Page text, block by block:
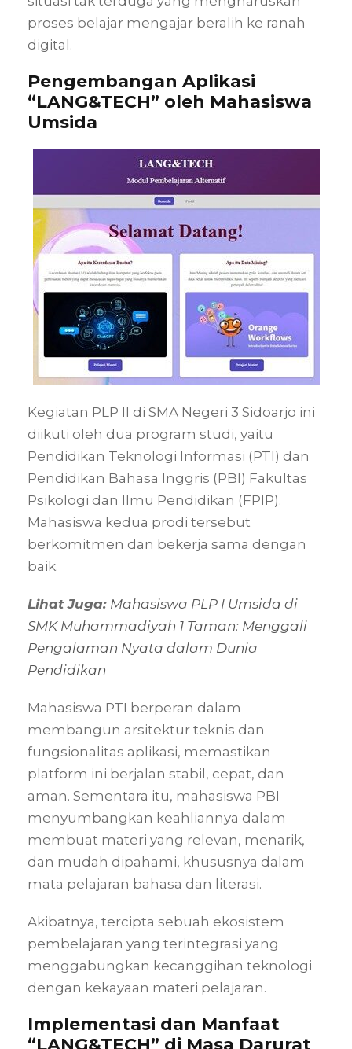
proses belajar mengajar beralih ke ranah
digital.
Pengembangan Aplikasi
“LANG&TECH” oleh Mahasiswa
Umsida
Kegiatan PLP II di SMA Negeri 3 Sidoarjo ini
diikuti oleh dua program studi, yaitu
Pendidikan Teknologi Informasi (PTI) dan
Pendidikan Bahasa Inggris (PBI) Fakultas
Psikologi dan Ilmu Pendidikan (FPIP).
Mahasiswa kedua prodi tersebut
berkomitmen dan bekerja sama dengan
baik.
Lihat Juga: Mahasiswa PLP I Umsida di
SMK Muhammadiyah 1 Taman: Menggali
Pengalaman Nyata dalam Dunia
Pendidikan
Mahasiswa PTI berperan dalam
membangun arsitektur teknis dan
fungsionalitas aplikasi, memastikan
platform ini berjalan stabil, cepat, dan
aman. Sementara itu, mahasiswa PBI
menyumbangkan keahliannya dalam
membuat materi yang relevan, menarik,
dan mudah dipahami, khususnya dalam
mata pelajaran bahasa dan literasi.
Akibatnya, tercipta sebuah ekosistem
pembelajaran yang terintegrasi yang
menggabungkan kecanggihan teknologi
dengan kekayaan materi pelajaran.
Implementasi dan Manfaat
“LANG&TECH” di Masa Darurat